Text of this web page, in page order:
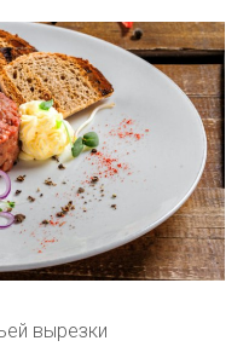
вырезки